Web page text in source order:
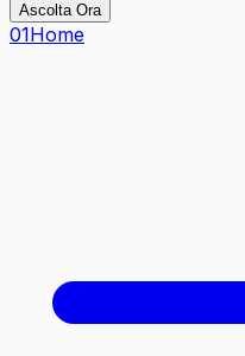
Ascolta Ora
01Home